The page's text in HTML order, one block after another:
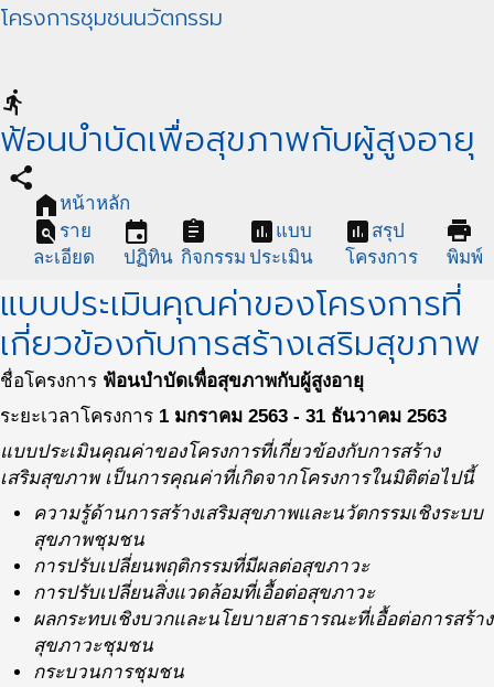
โครงการชุมชนนวัตกรรม
directions_run
ฟ้อนบำบัดเพื่อสุขภาพกับผู้สูงอายุ
share
home หน้าหลัก
find_in_page ราย
ละเอียด
event
ปฏิทิน
assignment
กิจกรรม
assessment แบบ
ประเมิน
assessment สรุป
โครงการ
print
พิมพ์
แบบประเมินคุณค่าของโครงการที่
เกี่ยวข้องกับการสร้างเสริมสุขภาพ
ชื่อโครงการ ฟ้อนบำบัดเพื่อสุขภาพกับผู้สูงอายุ
ระยะเวลาโครงการ 1 มกราคม 2563 - 31 ธันวาคม 2563
แบบประเมินคุณค่าของโครงการที่เกี่ยวข้องกับการสร้าง
เสริมสุขภาพ เป็นการคุณค่าที่เกิดจากโครงการในมิติต่อไปนี้
ความรู้ด้านการสร้างเสริมสุขภาพและนวัตกรรมเชิงระบบ
สุขภาพชุมชน
การปรับเปลี่ยนพฤติกรรมที่มีผลต่อสุขภาวะ
การปรับเปลี่ยนสิ่งแวดล้อมที่เอื้อต่อสุขภาวะ
ผลกระทบเชิงบวกและนโยบายสาธารณะที่เอื้อต่อการสร้าง
สุขภาวะชุมชน
กระบวนการชุมชน